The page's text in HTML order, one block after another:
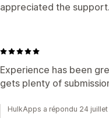
appreciated the support.
Experience has been
gets plenty of
HulkApps a répondu 24